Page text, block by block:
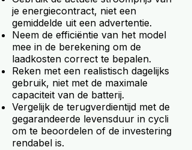
je energiecontract, niet een
gemiddelde uit een advertentie.
Neem de efficiëntie van het model
mee in de berekening om de
laadkosten correct te bepalen.
Reken met een realistisch dagelijks
gebruik, niet met de maximale
capaciteit van de batterij.
Vergelijk de terugverdientijd met de
gegarandeerde levensduur in cycli
om te beoordelen of de investering
rendabel is.